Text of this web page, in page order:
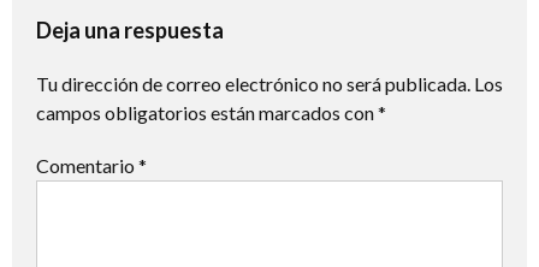
entradas
Deja una respuesta
Tu dirección de correo electrónico no será publicada. Los
campos obligatorios están marcados con*
Comentario *